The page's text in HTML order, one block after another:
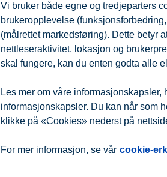
Vi bruker både egne og tredjeparters
brukeropplevelse
(målrettet markedsføring). Dette betyr
nettleseraktivitet, lokasjon og
skal fungere, kan du enten godta alle
Les mer om våre
informasjonskapsler. Du kan når som
klikke på «Cookies» nederst på
For mer informasjon, se vår cookie-